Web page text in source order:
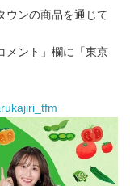
ンの商品を通じて
ント」欄に「東京